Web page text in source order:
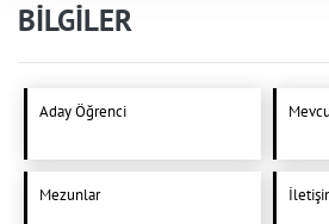
BİLGİLER
Aday Öğrenci
Mezunlar